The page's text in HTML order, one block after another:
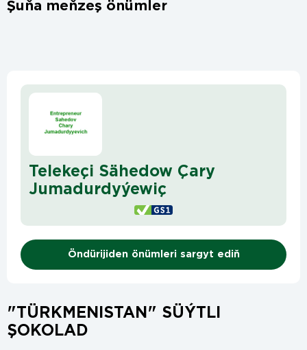
Şuňa meňzeş önümler
Telekeçi Sähedow Çary
Jumadurdyýewiç
Öndürijiden önümleri sargyt ediň
"TÜRKMENISTAN" SÜÝTLI
ŞOKOLAD